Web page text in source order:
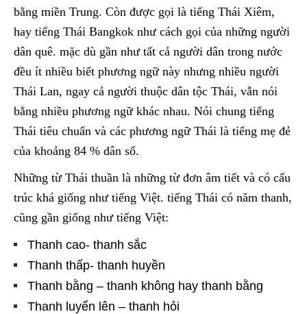
bằng miền Trung. Còn được gọi là tiếng Thái Xiêm,
hay tiếng Thái Bangkok như cách gọi của những người
dân quê. mặc dù gần như tất cả người dân trong nước
đều ít nhiều biết phương ngữ này nhưng nhiều người
Thái Lan, ngay cả người thuộc dân tộc Thái, vẫn nói
bằng nhiều phương ngữ khác nhau. Nói chung tiếng
Thái tiêu chuẩn và các phương ngữ Thái là tiếng mẹ đẻ
của khoảng 84 % dân số.
Những từ Thái thuần là những từ đơn âm tiết và có cấu
trúc khá giống như tiếng Việt. tiếng Thái có năm thanh,
cũng gần giống như tiếng Việt:
Thanh cao- thanh sắc
Thanh thấp- thanh huyền
Thanh bằng – thanh không hay thanh bằng
Thanh luyến lên – thanh hỏi